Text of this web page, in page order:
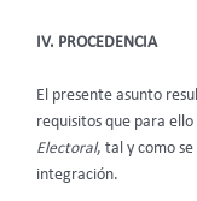
IV. PROCEDENCIA
El presente asunto
requisitos que para
Electoral, tal y como
integración.